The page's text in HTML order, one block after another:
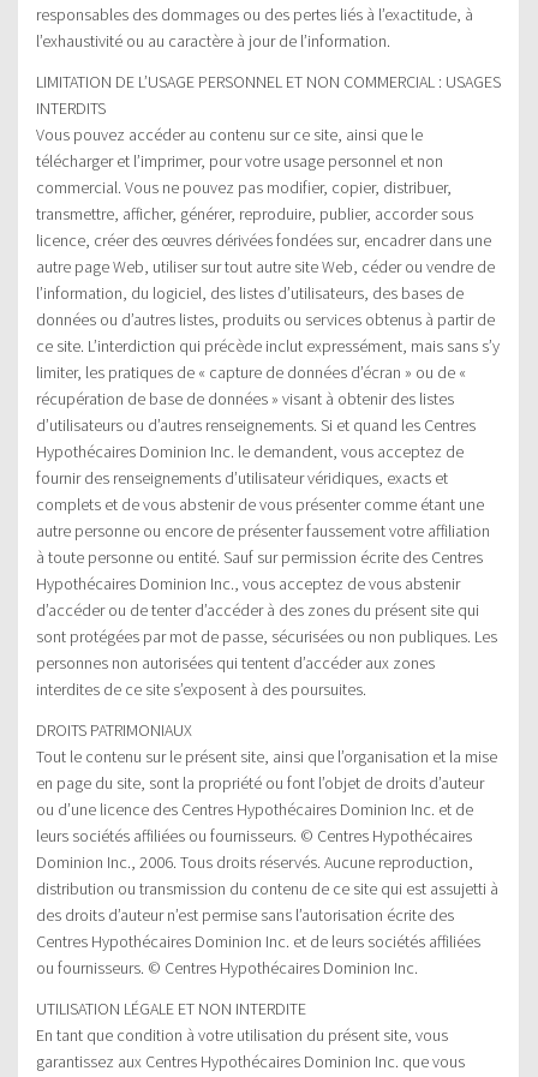
responsables des dommages ou des pertes liés à l’exactitude, à
l’exhaustivité ou au caractère à jour de l’information.
LIMITATION DE L’USAGE PERSONNEL ET NON COMMERCIAL : USAGES
INTERDITS
Vous pouvez accéder au contenu sur ce site, ainsi que le
télécharger et l’imprimer, pour votre usage personnel et non
commercial. Vous ne pouvez pas modifier, copier, distribuer,
transmettre, afficher, générer, reproduire, publier, accorder sous
licence, créer des œuvres dérivées fondées sur, encadrer dans une
autre page Web, utiliser sur tout autre site Web, céder ou vendre de
l’information, du logiciel, des listes d’utilisateurs, des bases de
données ou d’autres listes, produits ou services obtenus à partir de
ce site. L’interdiction qui précède inclut expressément, mais sans s’y
limiter, les pratiques de « capture de données d’écran » ou de «
récupération de base de données » visant à obtenir des listes
d’utilisateurs ou d’autres renseignements. Si et quand les Centres
Hypothécaires Dominion Inc. le demandent, vous acceptez de
fournir des renseignements d’utilisateur véridiques, exacts et
complets et de vous abstenir de vous présenter comme étant une
autre personne ou encore de présenter faussement votre affiliation
à toute personne ou entité. Sauf sur permission écrite des Centres
Hypothécaires Dominion Inc., vous acceptez de vous abstenir
d’accéder ou de tenter d’accéder à des zones du présent site qui
sont protégées par mot de passe, sécurisées ou non publiques. Les
personnes non autorisées qui tentent d’accéder aux zones
interdites de ce site s’exposent à des poursuites.
DROITS PATRIMONIAUX
Tout le contenu sur le présent site, ainsi que l’organisation et la mise
en page du site, sont la propriété ou font l’objet de droits d’auteur
ou d’une licence des Centres Hypothécaires Dominion Inc. et de
leurs sociétés affiliées ou fournisseurs. © Centres Hypothécaires
Dominion Inc., 2006. Tous droits réservés. Aucune reproduction,
distribution ou transmission du contenu de ce site qui est assujetti à
des droits d’auteur n’est permise sans l’autorisation écrite des
Centres Hypothécaires Dominion Inc. et de leurs sociétés affiliées
ou fournisseurs. © Centres Hypothécaires Dominion Inc.
UTILISATION LÉGALE ET NON INTERDITE
En tant que condition à votre utilisation du présent site, vous
garantissez aux Centres Hypothécaires Dominion Inc. que vous